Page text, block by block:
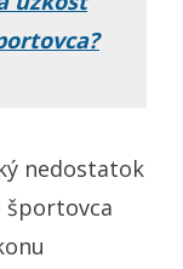
nedostatok
športovca